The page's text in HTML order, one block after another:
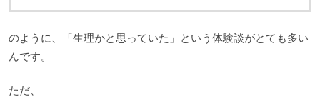
のように、「生理かと思っていた」という体験談がとても多い
んです。
ただ、